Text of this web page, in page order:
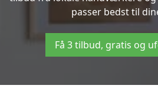
passer bedst til
Få 3 tilbud, gratis og